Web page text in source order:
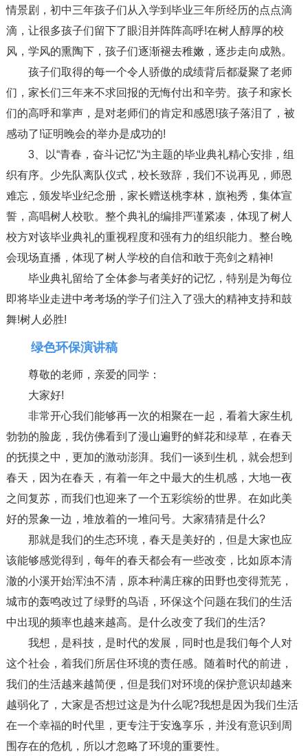
情景剧，初中三年孩子们从入学到毕业三年所经历的点点滴
滴，让很多孩子们留下了眼泪并阵阵高呼!在树人醇厚的校
风，学风的熏陶下，孩子们逐渐褪去稚嫩，逐步走向成熟。
孩子们取得的每一个令人骄傲的成绩背后都凝聚了老师
们，家长们三年来不求回报的无悔付出和辛劳。孩子和家长
们的高呼和掌声，是对老师们的肯定和感恩!孩子落泪了，被
感动了!证明晚会的举办是成功的!
3、以“青春，奋斗记忆“为主题的毕业典礼精心安排，组
织有序。少先队离队仪式，校长致辞，我们不说再见，师恩
难忘，颁发毕业纪念册，家长赠送桃李林，旗袍秀，集体宣
誓，高唱树人校歌。整个典礼的编排严谨紧凑，体现了树人
校方对该毕业典礼的重视程度和强有力的组织能力。整台晚
会现场直播，体现了树人学校的自信和敢于亮剑之精神!
毕业典礼留给了全体参与者美好的记忆，特别是为每位
即将毕业走进中考考场的学子们注入了强大的精神支持和鼓
舞!树人必胜!
绿色环保演讲稿
尊敬的老师，亲爱的同学：
大家好!
非常开心我们能够再一次的相聚在一起，看着大家生机
勃勃的脸庞，我仿佛看到了漫山遍野的鲜花和绿草，在春天
的抚摸之中，更加的激动澎湃。我们一谈到生机，就会想到
春天，因为在春天，有着一年之中最大的生机感，大地一夜
之间复苏，而我们也迎来了一个五彩缤纷的世界。在如此美
好的景象一边，堆放着的一堆问号。大家猜猜是什么?
那就是我们的生态环境，春天是美好的，但是大家也应
该能够感觉得到，每年的春天都会有一些改变，比如原本清
澈的小溪开始浑浊不清，原本种满庄稼的田野也变得荒芜，
城市的轰鸣改过了绿野的鸟语，环保这个问题在我们的生活
中出现的频率也越来越高。是什么改变了我们的生活?
我想，是科技，是时代的发展，同时也是我们每个人对
这个社会，着我们所居住环境的责任感。随着时代的前进，
我们的生活越来越简便，但是我们对环境的保护意识却越来
越弱化了，大家是否想过这是为什么呢?我想是因为我们生活
在一个幸福的时代里，更专注于安逸享乐，并没有意识到周
围存在的危机，所以才忽略了环境的重要性。